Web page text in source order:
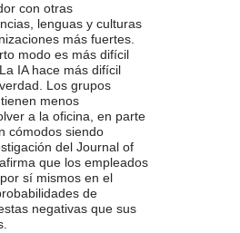
con otras
lenguas y culturas
más fuertes.
modo es más difícil
IA hace más difícil
Los grupos
menos
a la oficina, en parte
cómodos siendo
del Journal of
que los empleados
sí mismos en el
de
negativas que sus